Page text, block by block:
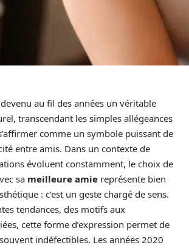
au fil des années un véritable
transcendant les simples allégeances
comme un symbole puissant de
entre amis. Dans un contexte de
évoluent constamment, le choix de
sa meilleure amie représente bien
: c’est un geste chargé de sens.
tendances, des motifs aux
cette forme d’expression permet de
souvent indéfectibles. Les années 2020